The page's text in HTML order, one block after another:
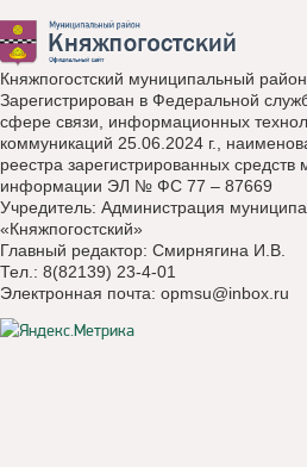
Княжпогостский муниципальный
Зарегистрирован в Федеральной
сфере связи, информационных
коммуникаций 25.06.2024 г.,
реестра зарегистрированных средств
информации ЭЛ № ФС 77 – 87669
Учредитель: Администрация
«Княжпогостский»
Главный редактор: Смирнягина И.В.
Тел.: 8(82139) 23-4-01
Электронная почта: opmsu@inbox.ru